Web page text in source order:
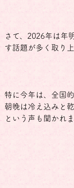
さて、2026年は年
す話題が多く取り
特に今年は、全国
朝晩は冷え込みと
という声も聞かれま